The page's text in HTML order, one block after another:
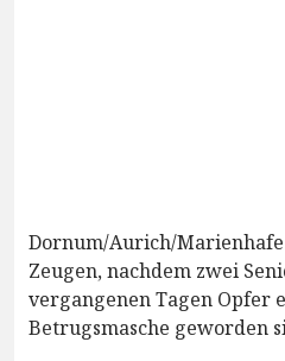
Dornum/Aurich/
Zeugen, nachdem zwei
vergangenen Tagen Opfer
Betrugsmasche geworden